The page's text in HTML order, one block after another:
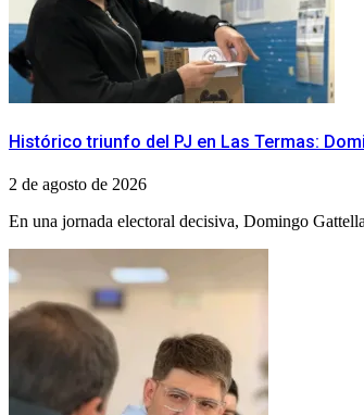
Histórico triunfo del PJ en Las Termas:
2 de agosto de 2026
En una jornada electoral decisiva, Domingo